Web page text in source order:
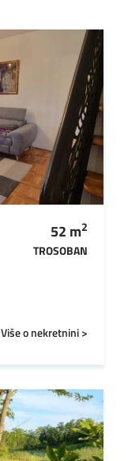
52 m2
TROSOBAN
Više o nekretnini >